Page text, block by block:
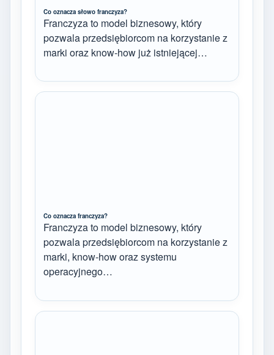
Co oznacza słowo franczyza?
Franczyza to model biznesowy, który
pozwala przedsiębiorcom na korzystanie z
marki oraz know-how już istniejącej…
Co oznacza franczyza?
Franczyza to model biznesowy, który
pozwala przedsiębiorcom na korzystanie z
marki, know-how oraz systemu
operacyjnego…